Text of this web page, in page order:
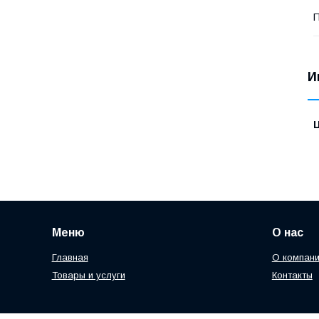
Меню
Главная
Товары и услуги
О нас
О
Контакты